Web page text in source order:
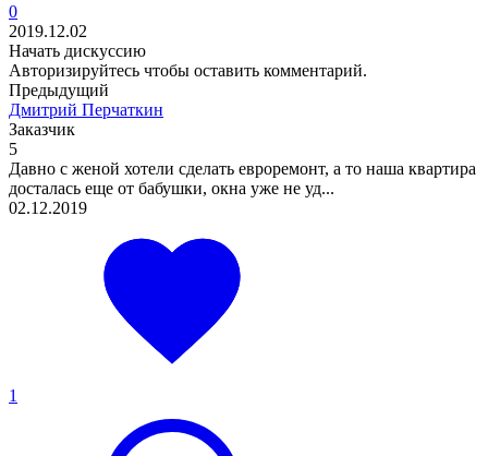
0
2019.12.02
Начать дискуссию
Авторизируйтесь чтобы оставить комментарий.
Предыдущий
Дмитрий Перчаткин
Заказчик
5
Давно с женой хотели сделать евроремонт, а то наша квартира
досталась еще от бабушки, окна уже не уд...
02.12.2019
1